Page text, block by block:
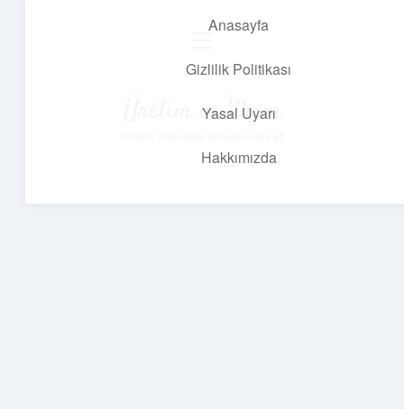
Anasayfa
Gizlilik Politikası
Yasal Uyarı
Hakkımızda
Üretim ve İlham